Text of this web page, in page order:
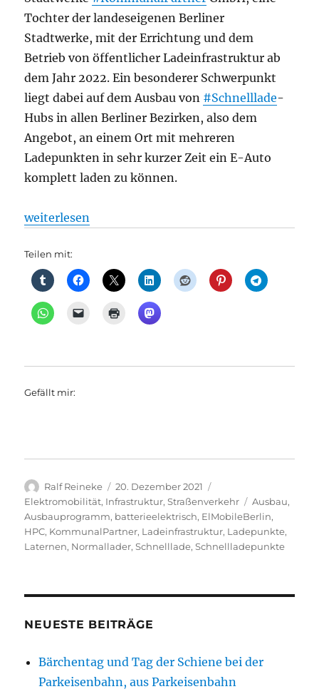
Tochter der landeseigenen Berliner
Stadtwerke, mit der Errichtung und dem
Betrieb von öffentlicher Ladeinfrastruktur ab
dem Jahr 2022. Ein besonderer Schwerpunkt
liegt dabei auf dem Ausbau von #Schnelllade-
Hubs in allen Berliner Bezirken, also dem
Angebot, an einem Ort mit mehreren
Ladepunkten in sehr kurzer Zeit ein E-Auto
komplett laden zu können.
„Straßenverkehr: E-Mobilität: Berlin setzt auf den
weiterlesen
Teilen mit:
Gefällt mir:
Autor
Ralf Reineke
Veröffentlicht
am
20. Dezember 2021
Elektromobilität, Infrastruktur,Straßenverkehr Schlagwörter
Ausbau,
Ausbauprogramm, batterieelektrisch, ElMobileBerlin,
HPC, KommunalPartner, Ladeinfrastruktur, Ladepunkte,
Laternen, Normallader,Schnelllade,Schnellladepunkte
NEUESTE BEITRÄGE
Bärchentag und Tag der Schiene bei der
Parkeisenbahn, aus Parkeisenbahn